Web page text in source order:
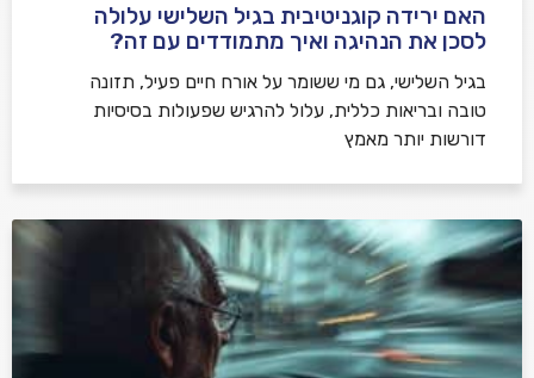
האם ירידה קוגניטיבית בגיל השלישי עלולה
לסכן את הנהיגה ואיך מתמודדים עם זה?
בגיל השלישי, גם מי ששומר על אורח חיים פעיל, תזונה
טובה ובריאות כללית, עלול להרגיש שפעולות בסיסיות
דורשות יותר מאמץ